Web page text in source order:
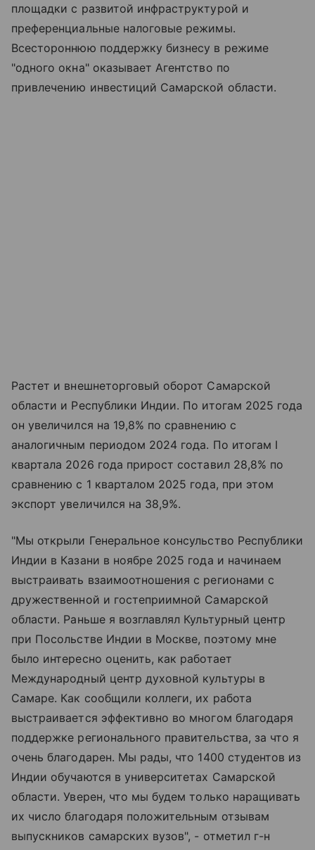
площадки с развитой инфраструктурой и
преференциальные налоговые режимы.
Всестороннюю поддержку бизнесу в режиме
"одного окна" оказывает Агентство по
привлечению инвестиций Самарской области.
Растет и внешнеторговый оборот Самарской
области и Республики Индии. По итогам 2025 года
он увеличился на 19,8% по сравнению с
аналогичным периодом 2024 года. По итогам I
квартала 2026 года прирост составил 28,8% по
сравнению с 1 кварталом 2025 года, при этом
экспорт увеличился на 38,9%.
"Мы открыли Генеральное консульство Республики
Индии в Казани в ноябре 2025 года и начинаем
выстраивать взаимоотношения с регионами с
дружественной и гостеприимной Самарской
области. Раньше я возглавлял Культурный центр
при Посольстве Индии в Москве, поэтому мне
было интересно оценить, как работает
Международный центр духовной культуры в
Самаре. Как сообщили коллеги, их работа
выстраивается эффективно во многом благодаря
поддержке регионального правительства, за что я
очень благодарен. Мы рады, что 1400 студентов из
Индии обучаются в университетах Самарской
области. Уверен, что мы будем только наращивать
их число благодаря положительным отзывам
выпускников самарских вузов", - отметил г-н